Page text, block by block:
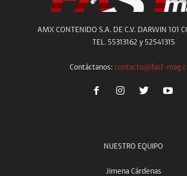
AMX CONTENIDO S.A. DE C.V. DARWIN 101
TEL. 55313162 y 52541315
Contáctanos: contacto@fast-
NUESTRO EQUIPO
Jimena Cárdenas